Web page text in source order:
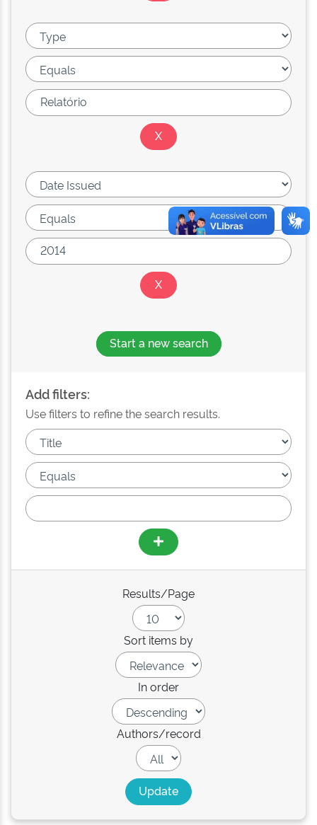
Start a new search
Add filters:
Use filters to refine the search results.
Results/Page
Sort items by
In order
Authors/record